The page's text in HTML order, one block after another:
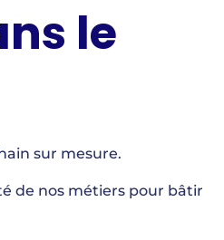
le
sur mesure.
de nos métiers pour bâtir